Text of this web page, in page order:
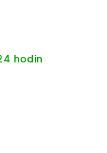
hodin